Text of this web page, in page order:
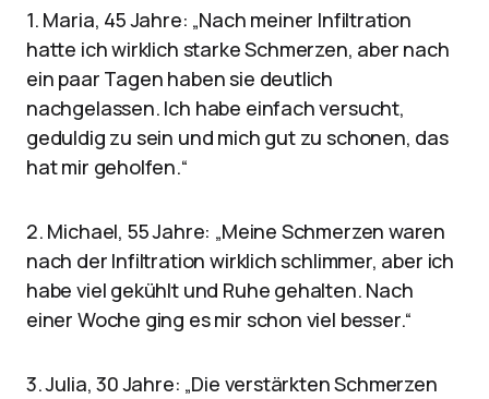
1. Maria, 45 Jahre: „Nach meiner Infiltration
hatte ich wirklich starke Schmerzen, aber nach
ein paar Tagen haben sie deutlich
nachgelassen. Ich habe einfach versucht,
geduldig zu sein und mich gut zu schonen, das
hat mir geholfen.“
2. Michael, 55 Jahre: „Meine Schmerzen waren
nach der Infiltration wirklich schlimmer, aber ich
habe viel gekühlt und Ruhe gehalten. Nach
einer Woche ging es mir schon viel besser.“
3. Julia, 30 Jahre: „Die verstärkten Schmerzen